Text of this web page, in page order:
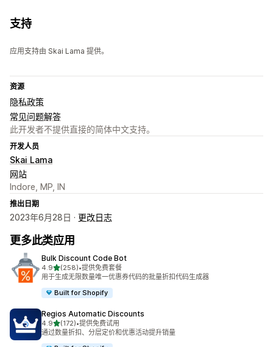
支持
应用支持由 Skai Lama 提供。
资源
隐私政策
常见问题解答
此开发者不提供直接的简体中文支持。
开发人员
Skai Lama
网站
Indore, MP, IN
推出日期
2023年6月28日 · 更改日志
更多此类应用
Bulk Discount Code Bot
4.9星（满分 5 星）
(258)
总共 258 条评论
•提供免费套餐
用于生成无限数量唯一优惠券代码的批量折扣代码生成器
Built for Shopify
Regios Automatic Discounts
4.9星（满分 5 星）
(172)
总共 172 条评论
•提供免费试用
通过数量折扣、分层定价和优惠活动提升销量